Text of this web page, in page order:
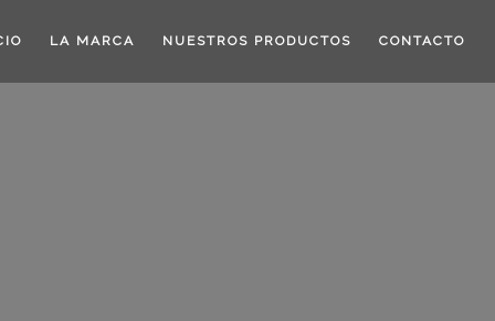
LA MARCA NUESTROS PRODUCTOS CONTACTO